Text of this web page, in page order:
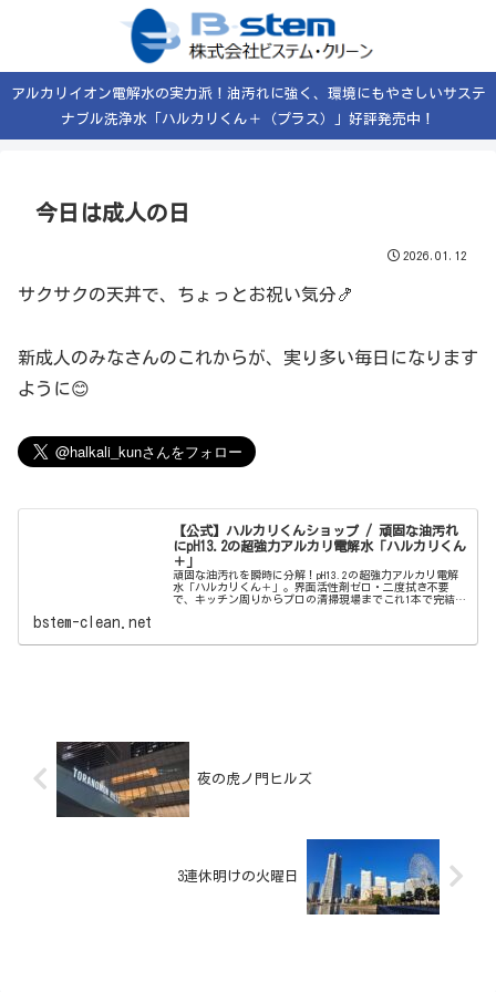
アルカリイオン電解水の実力派！油汚れに強く、環境にもやさしいサステ
ナブル洗浄水「ハルカリくん＋（プラス）」好評発売中！
今日は成人の日
2026.01.12
サクサクの天丼で、ちょっとお祝い気分🍤
新成人のみなさんのこれからが、実り多い毎日になります
ように😊
【公式】ハルカリくんショップ / 頑固な油汚れ
にpH13.2の超強力アルカリ電解水「ハルカリくん
＋」
頑固な油汚れを瞬時に分解！pH13.2の超強力アルカリ電解
水「ハルカリくん＋」。界面活性剤ゼロ・二度拭き不要
で、キッチン周りからプロの清掃現場までこれ1本で完結。
bstem-clean.net
夜の虎ノ門ヒルズ
3連休明けの火曜日